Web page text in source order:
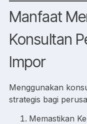
Manfaat
Konsultan
Impor
Menggunakan
strategis bagi
Memastikan